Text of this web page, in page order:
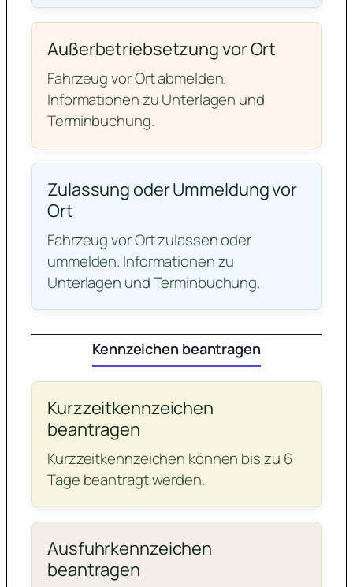
Außerbetriebsetzung vor Ort
Fahrzeug vor Ort abmelden.
Informationen zu Unterlagen und
Terminbuchung.
Zulassung oder Ummeldung vor
Ort
Fahrzeug vor Ort zulassen oder
ummelden. Informationen zu
Unterlagen und Terminbuchung.
Kennzeichen beantragen
Kurzzeitkennzeichen
beantragen
Kurzzeitkennzeichen können bis zu 6
Tage beantragt werden.
Ausfuhrkennzeichen
beantragen